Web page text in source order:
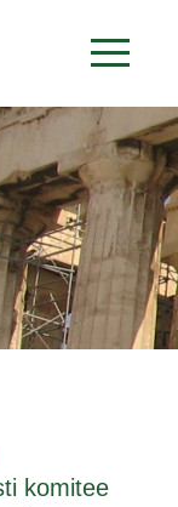
komitee